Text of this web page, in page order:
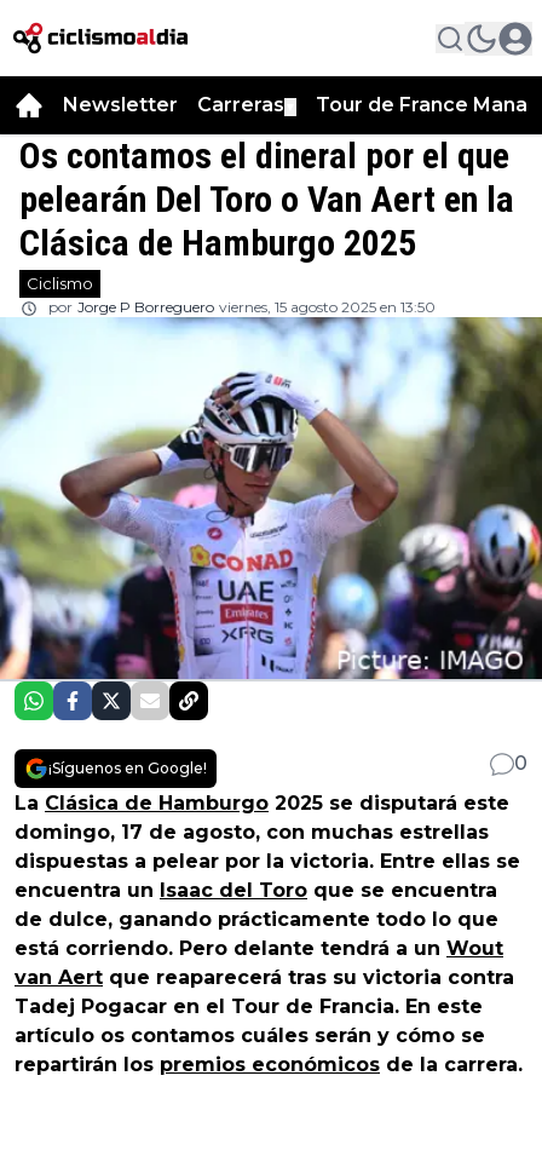
Newsletter Carreras Tour de France
Os contamos el dineral por el que
pelearán Del Toro o Van Aert en la
Clásica de Hamburgo 2025
Ciclismo
por Jorge P Borreguero viernes, 15 agosto 2025 en 13:50
¡Síguenos en Google!
0
La Clásica de Hamburgo 2025 se disputará este
domingo, 17 de agosto, con muchas estrellas
dispuestas a pelear por la victoria. Entre ellas se
encuentra un Isaac del Toro que se encuentra
de dulce, ganando prácticamente todo lo que
está corriendo. Pero delante tendrá a un Wout
van Aert que reaparecerá tras su victoria contra
Tadej Pogacar en el Tour de Francia. En este
artículo os contamos cuáles serán y cómo se
repartirán los premios económicos de la carrera.